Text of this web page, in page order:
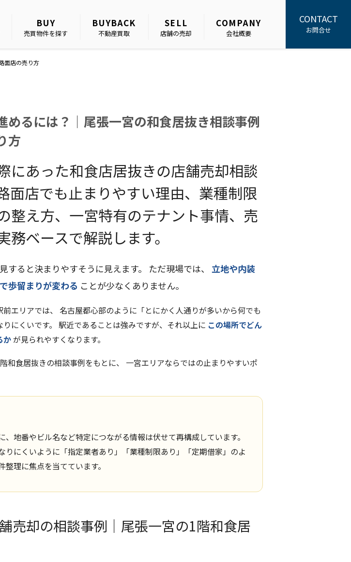
BUY
売買物件を探す
BUYBACK
不動産買取
SELL
店舗の売却
COMPANY
会社概要
CONTACT
お問合せ
面店の売り方
めるには？｜尾張一宮の和食居抜き相談事例
方
にあった和食店居抜きの店舗売却相談
面店でも止まりやすい理由、業種制限
整え方、一宮特有のテナント事情、売
務ベースで解説します。
すると決まりやすそうに見えます。 ただ現場では、 立地や内装
歩留まりが変わる ことが少なくありません。
エリアでは、 名古屋都心部のように「とにかく人通りが多いから何でも
にくいです。 駅近であることは強みですが、それ以上に この場所でどん
かが見られやすくなります。
和食居抜きの相談事例をもとに、 一宮エリアならではの止まりやすいポ
、地番やビル名など特定につながる情報は伏せて再構成しています。
りにくいように「指定業者あり」「業種制限あり」「定期借家」のよ
理に焦点を当てています。
売却の相談事例｜尾張一宮の1階和食居